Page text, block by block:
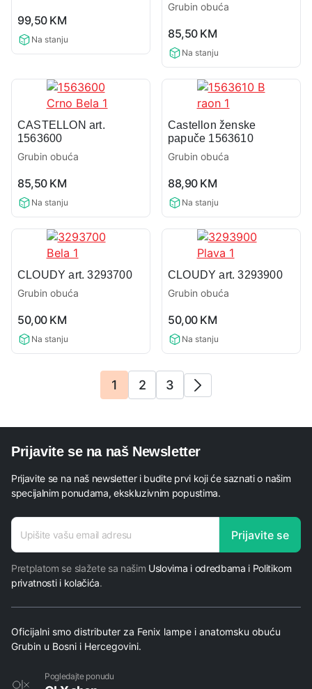
rating
99,50 KM
Na stanju
Grubin obuća
rating
85,50 KM
Na stanju
CASTELLON art.
1563600
Grubin obuća
rating
85,50 KM
Na stanju
Castellon ženske
papuče 1563610
Grubin obuća
rating
88,90 KM
Na stanju
CLOUDY art. 3293700
Grubin obuća
rating
50,00 KM
Na stanju
CLOUDY art. 3293900
Grubin obuća
rating
50,00 KM
Na stanju
1 2 3
Prijavite se na naš Newsletter
Prijavite se na naš newsletter i budite prvi koji će saznati o našim
specijalnim ponudama, ekskluzivnim popustima.
adresa
E-mail
Prijavite se
Pretplatom se slažete sa našim Uslovima i odredbama i Politikom
privatnosti i kolačića.
Oficijalni smo distributer za Fenix lampe i anatomsku obuću
Grubin u Bosni i Hercegovini.
Pogledajte ponudu